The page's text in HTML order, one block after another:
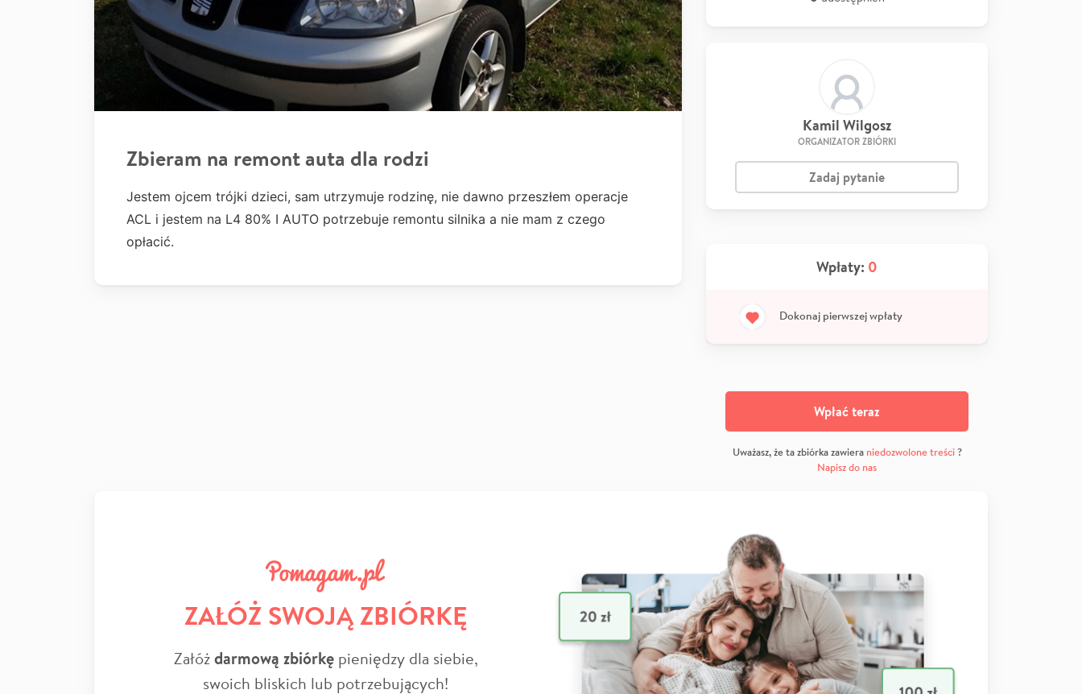
Zbieram na remont auta dla rodzi
Jestem ojcem trójki dzieci, sam utrzymuje rodzinę, nie dawno przeszłem operacje
ACL i jestem na L4 80% I AUTO potrzebuje remontu silnika a nie mam z czego
opłacić.
Kamil Wilgosz
ORGANIZATOR ZBIÓRKI
Zadaj pytanie
Wpłaty: 0
Dokonaj pierwszej wpłaty
Wpłać teraz
Uważasz, że ta zbiórka zawiera niedozwolone treści?
Napisz do nas
ZAŁÓŻ SWOJĄ ZBIÓRKĘ
Załóżdarmową zbiórkępieniędzy dla siebie,
swoich bliskich lub potrzebujących!